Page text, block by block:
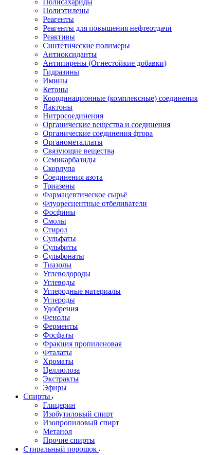
Полисахариды
Полиэтилены
Реагенты
Реагенты для повышения нефтеотдачи
Реактивы
Синтетические полимеры
Антиоксиданты
Антипирены (Огнестойкие добавки)
Гидразины
Имины
Кетоны
Координационные (комплексные) соединения
Лактоны
Нитросоединения
Органические вещества и соединения
Органические соединения фтора
Органометаллаты
Связующие вещества
Семикарбазиды
Скорлупа
Соединения азота
Триазены
Фармацевтическое сырьё
Флуоресцентные отбеливатели
Фосфины
Смолы
Стирол
Сульфаты
Сульфиты
Сульфонаты
Тиазолы
Углеводороды
Углеводы
Углеродные материалы
Углероды
Удобрения
Фенолы
Ферменты
Фосфаты
Фракция пропиленовая
Фталаты
Хроматы
Целлюлоза
Экстракты
Эфиры
Спирты
Глицерин
Изобутиловый спирт
Изопропиловый спирт
Метанол
Прочие спирты
Стиральный порошок